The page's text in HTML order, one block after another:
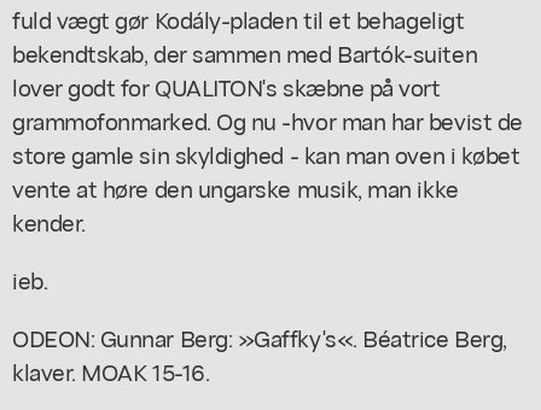
fuld vægt gør Kodály-pladen til et behageligt
bekendtskab, der sammen med Bartók-suiten
lover godt for QUALITON's skæbne på vort
grammofonmarked. Og nu -hvor man har bevist de
store gamle sin skyldighed - kan man oven i købet
vente at høre den ungarske musik, man ikke
kender.
ieb.
ODEON: Gunnar Berg: »Gaffky's«. Béatrice Berg,
klaver. MOAK 15-16.